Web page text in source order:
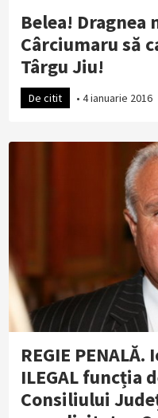
Belea! Dragnea
Cârciumaru să
Târgu Jiu!
De citit • 4 ianuarie 2016
REGIE
ILEGAL funcția
Consiliului